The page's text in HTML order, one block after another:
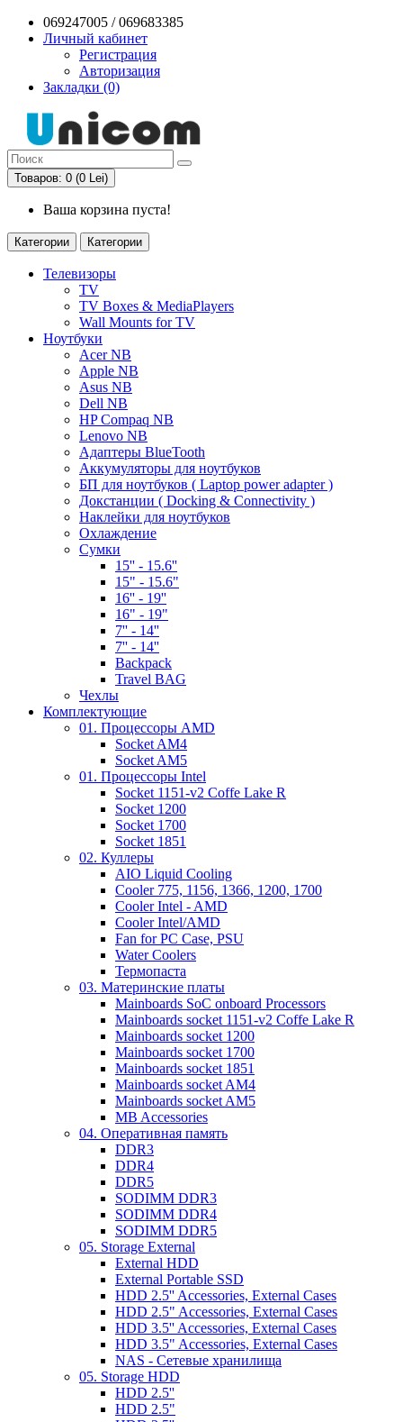
069247005 / 069683385
Личный кабинет
Регистрация
Авторизация
Закладки (0)
Товаров: 0 (0 Lei)
Ваша корзина пуста!
Категории Категории
Телевизоры
TV
TV Boxes & MediaPlayers
Wall Mounts for TV
Ноутбуки
Acer NB
Apple NB
Asus NB
Dell NB
HP Compaq NB
Lenovo NB
Адаптеры BlueTooth
Аккумуляторы для ноутбуков
БП для ноутбуков ( Laptop power adapter )
Докстанции ( Docking & Connectivity )
Наклейки для ноутбуков
Охлаждение
Сумки
15'' - 15.6''
15" - 15.6"
16'' - 19''
16" - 19"
7'' - 14''
7'' - 14''
Backpack
Travel BAG
Чехлы
Комплектующие
01. Процессоры AMD
Socket AM4
Socket AM5
01. Процессоры Intel
Socket 1151-v2 Coffe Lake R
Socket 1200
Socket 1700
Socket 1851
02. Куллеры
AIO Liquid Cooling
Cooler 775, 1156, 1366, 1200, 1700
Cooler Intel - AMD
Cooler Intel/AMD
Fan for PC Case, PSU
Water Coolers
Термопаста
03. Материнские платы
Mainboards SoC onboard Processors
Mainboards socket 1151-v2 Coffe Lake R
Mainboards socket 1200
Mainboards socket 1700
Mainboards socket 1851
Mainboards socket AM4
Mainboards socket AM5
MB Accessories
04. Оперативная память
DDR3
DDR4
DDR5
SODIMM DDR3
SODIMM DDR4
SODIMM DDR5
05. Storage External
External HDD
External Portable SSD
HDD 2.5'' Accessories, External Cases
HDD 2.5" Accessories, External Cases
HDD 3.5'' Accessories, External Cases
HDD 3.5" Accessories, External Cases
NAS - Сетевые хранилища
05. Storage HDD
HDD 2.5''
HDD 2.5"